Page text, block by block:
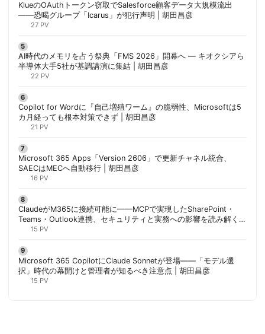
KlueのOAuthトークン窃取でSalesforce顧客データ大規模流出
——恐喝グループ「Icarus」が犯行声明 | 胡田昌彦
27 PV
AI時代のメモリを占う祭典「FMS 2026」開幕へ ― キオクシアら
半導体大手5社が基調講演に集結 | 胡田昌彦
22 PV
Copilot for Wordに『自己増殖ワーム』の脆弱性、Microsoftは5
カ月経っても根本対策できず | 胡田昌彦
21 PV
Microsoft 365 Apps「Version 2606」で更新チャネル統合、
SAECはMECへ自動移行 | 胡田昌彦
16 PV
ClaudeがM365に接続可能に——MCPで実現したSharePoint・
Teams・Outlook連携、セキュリティと実務への影響を読み解く |
胡田昌彦
15 PV
Microsoft 365 CopilotにClaude Sonnetが登場——「モデル選
択」時代の幕開けと管理者が知るべき注意点 | 胡田昌彦
15 PV